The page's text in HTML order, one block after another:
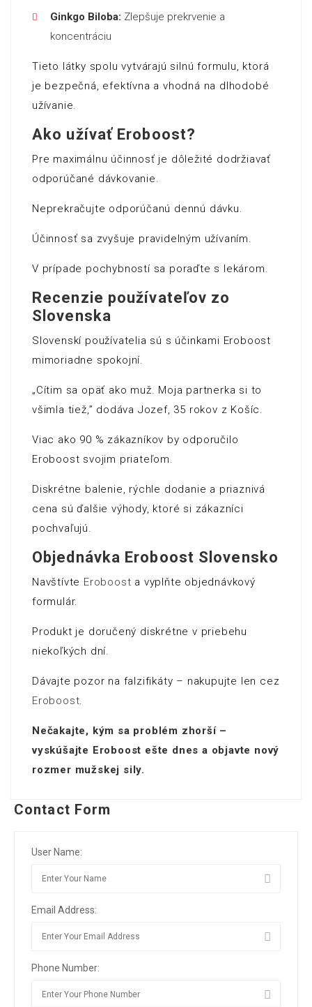
Ginkgo Biloba: Zlepšuje prekrvenie a
koncentráciu
Tieto látky spolu vytvárajú silnú formulu, ktorá
je bezpečná, efektívna a vhodná na dlhodobé
užívanie.
Ako užívať Eroboost?
Pre maximálnu účinnosť je dôležité dodržiavať
odporúčané dávkovanie.
Neprekračujte odporúčanú dennú dávku.
Účinnosť sa zvyšuje pravidelným užívaním.
V prípade pochybností sa poraďte s lekárom.
Recenzie používateľov zo
Slovenska
Slovenskí používatelia sú s účinkami Eroboost
mimoriadne spokojní.
„Cítim sa opäť ako muž. Moja partnerka si to
všimla tiež,” dodáva Jozef, 35 rokov z Košíc.
Viac ako 90 % zákazníkov by odporučilo
Eroboost svojim priateľom.
Diskrétne balenie, rýchle dodanie a priaznivá
cena sú ďalšie výhody, ktoré si zákazníci
pochvaľujú.
Objednávka Eroboost Slovensko
Navštívte Eroboost a vyplňte objednávkový
formulár.
Produkt je doručený diskrétne v priebehu
niekoľkých dní.
Dávajte pozor na falzifikáty – nakupujte len cez
Eroboost.
Nečakajte, kým sa problém zhorší –
vyskúšajte Eroboost ešte dnes a objavte nový
rozmer mužskej sily.
Contact Form
User Name:
Email Address:
Phone Number: